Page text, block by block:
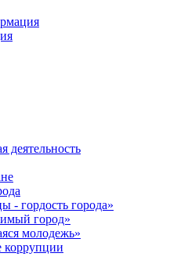
деятельность
- гордость города»
город»
молодежь»
коррупции